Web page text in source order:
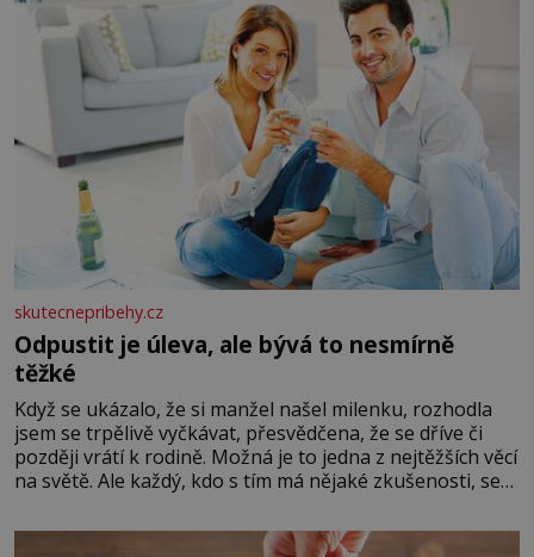
skutecnepribehy.cz
Odpustit je úleva, ale bývá to nesmírně
těžké
Když se ukázalo, že si manžel našel milenku, rozhodla
jsem se trpělivě vyčkávat, přesvědčena, že se dříve či
později vrátí k rodině. Možná je to jedna z nejtěžších věcí
na světě. Ale každý, kdo s tím má nějaké zkušenosti, se
Když se ke mně doneslo, že si manžel pořídil milenku,